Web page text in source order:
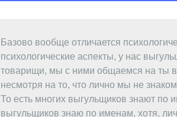
Базово вообще отличается
психологические аспекты, у нас
товарищи, мы с ними общаемся на ты
несмотря на то, что лично мы не
То есть многих выгульщиков знают по
выгульщиков знаю по именам, хотя,